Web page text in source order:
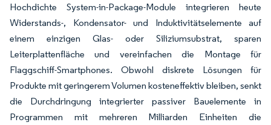
Hochdichte System-in-Package-Module integrieren heute
Widerstands-, Kondensator- und Induktivitätselemente auf
einem einzigen Glas- oder Siliziumsubstrat, sparen
Leiterplattenfläche und vereinfachen die Montage für
Flaggschiff-Smartphones. Obwohl diskrete Lösungen für
Produkte mit geringerem Volumen kosteneffektiv bleiben, senkt
die Durchdringung integrierter passiver Bauelemente in
Programmen mit mehreren Milliarden Einheiten die